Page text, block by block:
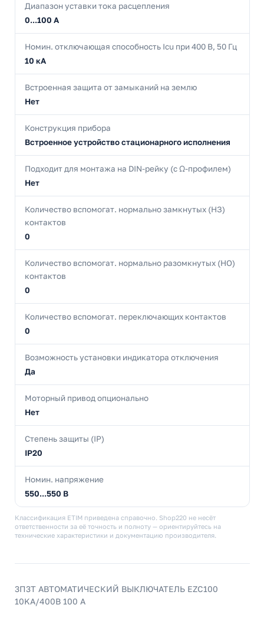
Диапазон уставки тока расцепления
0...100 А
Номин. отключающая способность Icu при 400 В, 50 Гц
10 кА
Встроенная защита от замыканий на землю
Нет
Конструкция прибора
Встроенное устройство стационарного исполнения
Подходит для монтажа на DIN-рейку (с Ω-профилем)
Нет
Количество вспомогат. нормально замкнутых (НЗ)
контактов
0
Количество вспомогат. нормально разомкнутых (НО)
контактов
0
Количество вспомогат. переключающих контактов
0
Возможность установки индикатора отключения
Да
Моторный привод опционально
Нет
Степень защиты (IP)
IP20
Номин. напряжение
550...550 В
Классификация ETIM приведена справочно. Shop220 не несёт
ответственности за её точность и полноту — ориентируйтесь на
технические характеристики и документацию производителя.
3П3Т АВТОМАТИЧЕСКИЙ ВЫКЛЮЧАТЕЛЬ EZC100
10KA/400В 100 A